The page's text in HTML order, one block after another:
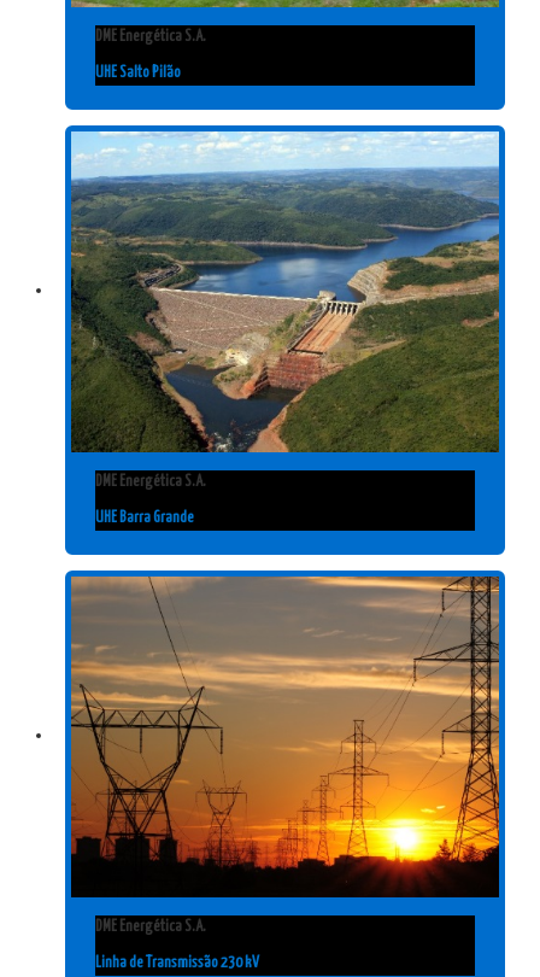
DME Energética S.A.
UHE Salto Pilão
DME Energética S.A.
UHE Barra Grande
DME Energética S.A.
Linha de Transmissão 230 kV